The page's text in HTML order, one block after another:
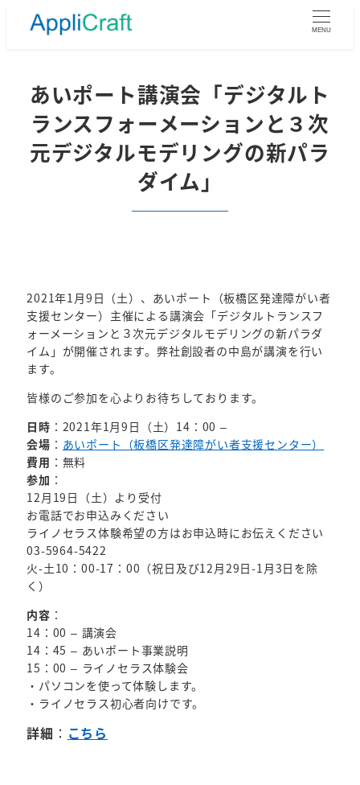
MENU
あいポート講演会「デジタルト
ランスフォーメーションと３次
元デジタルモデリングの新パラ
ダイム」
2021年1月9日（土）、あいポート（板橋区発達障がい者
支援センター）主催による講演会「デジタルトランスフ
ォーメーションと３次元デジタルモデリングの新パラダ
イム」が開催されます。弊社創設者の中島が講演を行い
ます。
皆様のご参加を心よりお待ちしております。
日時 ：2021年1月9日（土）14：00 –
会場 ： あいポート（板橋区発達障がい者支援センター）
費用 ：無料
参加 ：
12月19日（土）より受付
お電話でお申込みください
ライノセラス体験希望の方はお申込時にお伝えください
03-5964-5422
火-土10：00-17：00（祝日及び12月29日-1月3日を除
く）
内容 ：
14：00 – 講演会
14：45 – あいポート事業説明
15：00 – ライノセラス体験会
・パソコンを使って体験します。
・ライノセラス初心者向けです。
詳細 ： こちら